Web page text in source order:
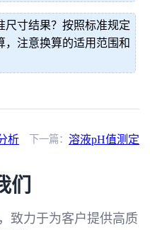
尺寸结果？按照标准规定
，注意换算的适用范围和
析 下一篇： 溶液pH值测定
们
致力于为客户提供高质